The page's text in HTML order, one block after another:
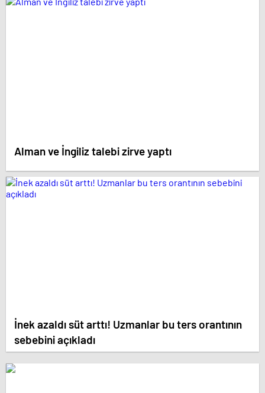
Alman ve İngiliz talebi zirve yaptı
İnek azaldı süt arttı! Uzmanlar bu ters orantının
sebebini açıkladı